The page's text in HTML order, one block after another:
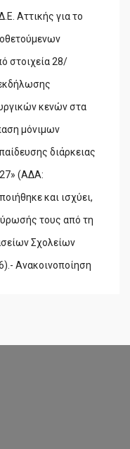
Αττικής για το
στοιχεία 28/
κενών στα
μόνιμων
διάρκειας
(ΑΔΑ:
και ισχύει,
τους από τη
Σχολείων
Ανακοινοποίηση